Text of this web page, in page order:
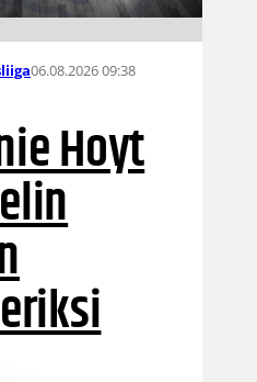
06.08.2026 09:38
Hoyt